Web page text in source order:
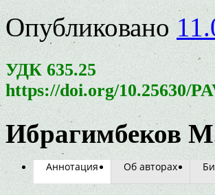
Опубликовано
УДК 635.25
https://doi.org/10.25630/
Ибрагимбеков
Аннотация Об авторах